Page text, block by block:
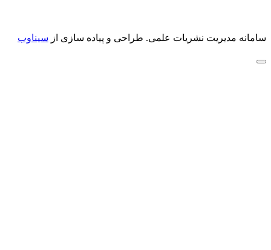
سامانه مدیریت نشریات علمی. طراحی و پیاده سازی از سیناوب